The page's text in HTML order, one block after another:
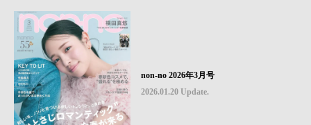
non-no 2026年3月号
2026.01.20 Update.